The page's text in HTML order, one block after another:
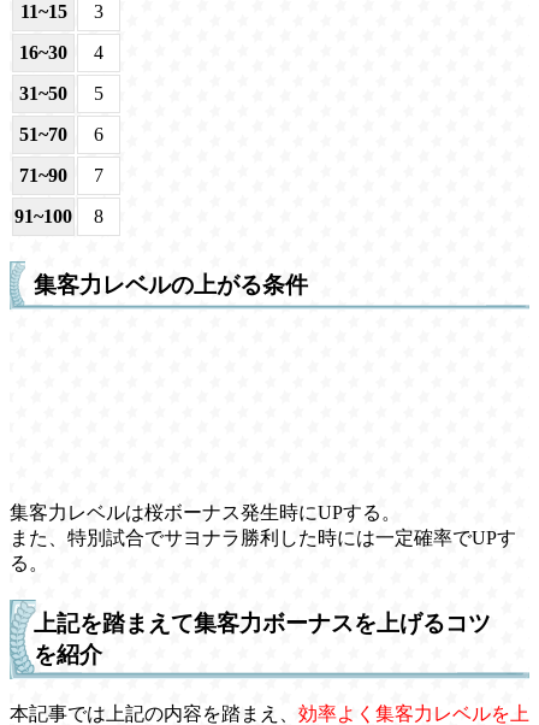
11~15
3
16~30
4
31~50
5
51~70
6
71~90
7
91~100
8
集客力レベルの上がる条件
集客力レベルは桜ボーナス発生時にUPする。
また、特別試合でサヨナラ勝利した時には一定確率でUPす
る。
上記を踏まえて集客力ボーナスを上げるコツ
を紹介
本記事では上記の内容を踏まえ、 効率よく集客力レベルを上